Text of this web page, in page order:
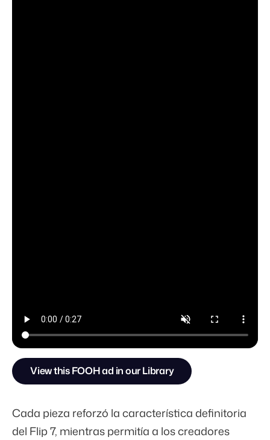
View this FOOH ad in our Library
Cada pieza reforzó la característica definitoria
del Flip 7, mientras permitía a los creadores